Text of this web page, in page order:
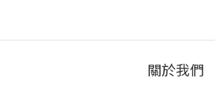
關於我們